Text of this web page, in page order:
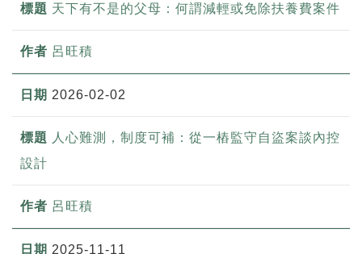
天下有不是的父母：何謂減輕或免除扶養費案件
呂旺積
2026-02-02
人心難測，制度可補：從一樁監守自盜案談內控
設計
呂旺積
2025-11-11